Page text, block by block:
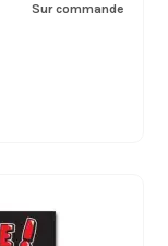
Sur commande